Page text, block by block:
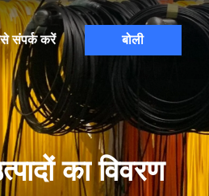
संपर्क करें बोली
का विवरण